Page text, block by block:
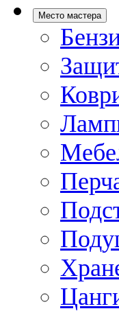
Место мастера